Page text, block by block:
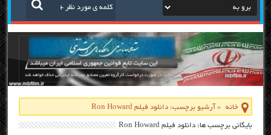
خانه » آرشیو برچسب: دانلود فیلم Ron Howard
بایگانی برچسب ها: دانلود فیلم Ron Howard